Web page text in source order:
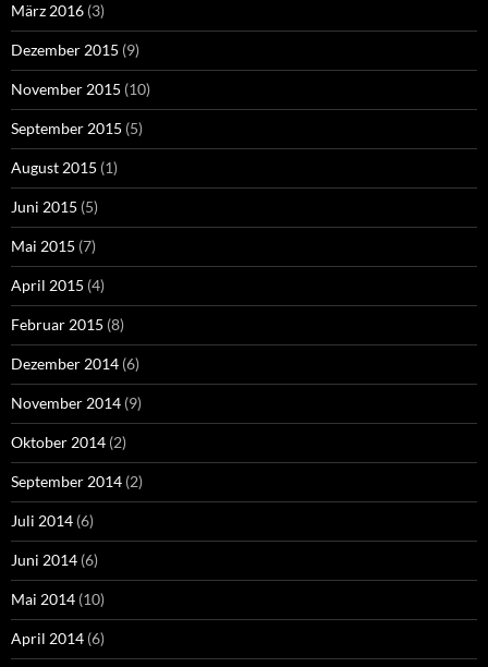
März 2016 (3)
Dezember 2015 (9)
November 2015 (10)
September 2015 (5)
August 2015 (1)
Juni 2015 (5)
Mai 2015 (7)
April 2015 (4)
Februar 2015 (8)
Dezember 2014 (6)
November 2014 (9)
Oktober 2014 (2)
September 2014 (2)
Juli 2014 (6)
Juni 2014 (6)
Mai 2014 (10)
April 2014 (6)